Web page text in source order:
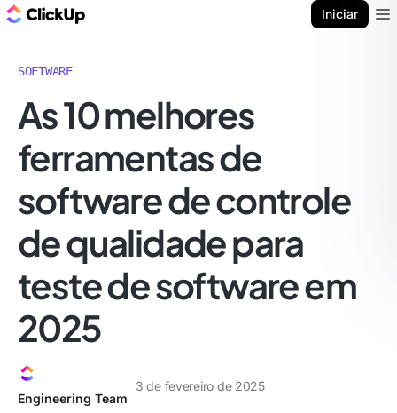
Iniciar
SOFTWARE
As 10 melhores
ferramentas de
software de controle
de qualidade para
teste de software em
2025
Engineering Team
3 de fevereiro de 2025